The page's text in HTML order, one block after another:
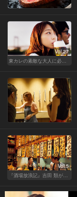
Vol.27
東カレの素敵な大人に必要なこと
Vol.5
『酒場放浪記』吉田 類が酒場指南！この酒場に行っときゃ間違いない